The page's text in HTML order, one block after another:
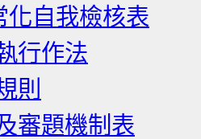
化自我檢核表
行作法
則
審題機制表